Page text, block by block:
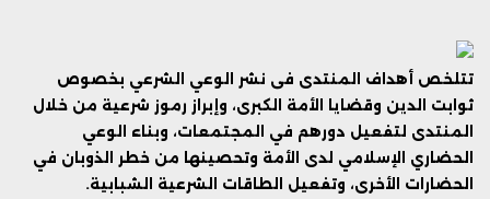
تتلخص أهداف المنتدى فى نشر الوعي الشرعي بخصوص
ثوابت الدين وقضايا الأمة الكبرى، وإبراز رموز شرعية من خلال
المنتدى لتفعيل دورهم في المجتمعات، وبناء الوعي
الحضاري الإسلامي لدى الأمة وتحصينها من خطر الذوبان في
الحضارات الأخرى، وتفعيل الطاقات الشرعية الشبابية.